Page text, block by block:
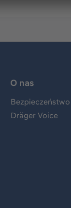
O nas
Dräger Voice